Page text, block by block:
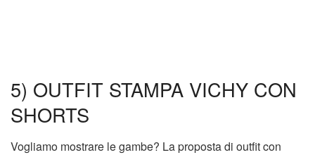
5) OUTFIT STAMPA VICHY CON
SHORTS
Vogliamo mostrare le gambe? La proposta di outfit con